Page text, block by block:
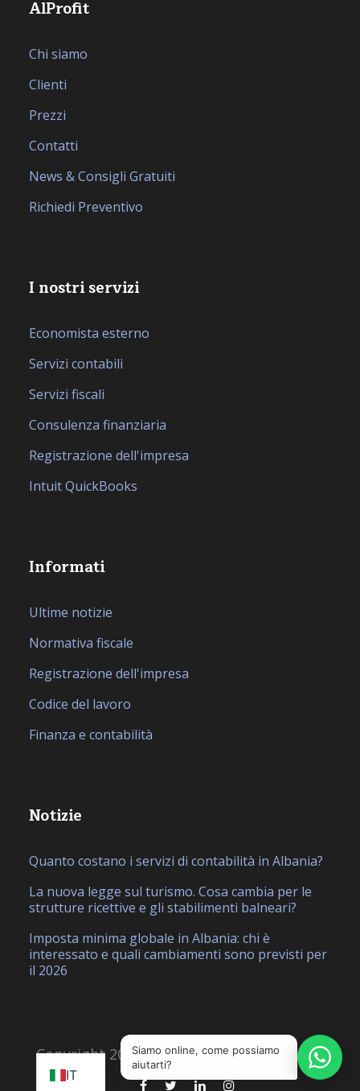
AlProfit
Chi siamo
Clienti
Prezzi
Contatti
News & Consigli Gratuiti
Richiedi Preventivo
I nostri servizi
Economista esterno
Servizi contabili
Servizi fiscali
Consulenza finanziaria
Registrazione dell'impresa
Intuit QuickBooks
Informati
Ultime notizie
Normativa fiscale
Registrazione dell'impresa
Codice del lavoro
Finanza e contabilità
Notizie
Quanto costano i servizi di contabilità in Albania?
La nuova legge sul turismo. Cosa cambia per le
strutture ricettive e gli stabilimenti balneari?
Imposta minima globale in Albania: chi è
interessato e quali cambiamenti sono previsti per
il 2026
Copyright 2026, Realizzato daCiao Studio
IT
SQ
Siamo online, come possiamo
aiutarti?